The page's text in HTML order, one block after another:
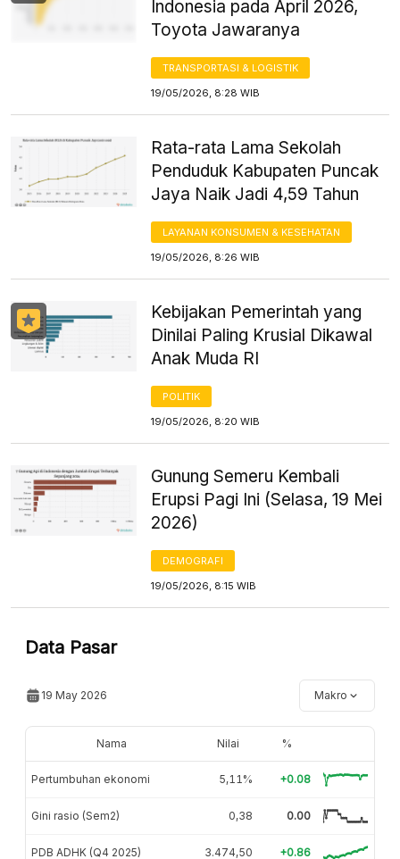
Indonesia pada April 2026,
Toyota Jawaranya
TRANSPORTASI & LOGISTIK
19/05/2026, 8:28 WIB
Rata-rata Lama Sekolah
Penduduk Kabupaten Puncak
Jaya Naik Jadi 4,59 Tahun
LAYANAN KONSUMEN & KESEHATAN
19/05/2026, 8:26 WIB
Kebijakan Pemerintah yang
Dinilai Paling Krusial Dikawal
Anak Muda RI
POLITIK
19/05/2026, 8:20 WIB
Gunung Semeru Kembali
Erupsi Pagi Ini (Selasa, 19 Mei
2026)
DEMOGRAFI
19/05/2026, 8:15 WIB
Data Pasar
19 May 2026 Makro
Nama Nilai %
Pertumbuhan ekonomi 5,11% +0.08
Gini rasio (Sem2) 0,38 0.00
PDB ADHK (Q4 2025) 3.474,50 +0.86